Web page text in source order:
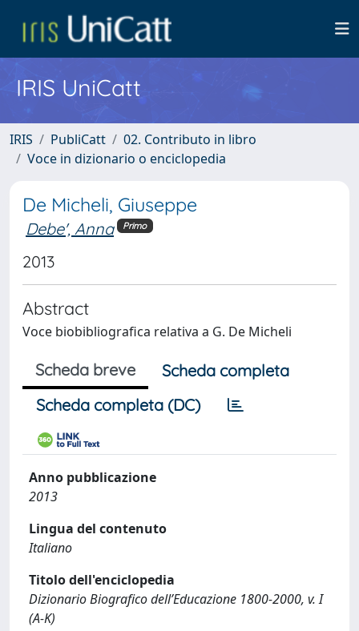
IRIS UniCatt
IRIS PubliCatt
02. Contributo in libro
Voce in dizionario o enciclopedia
De Micheli, Giuseppe
Debe', Anna Primo
2013
Abstract
Voce biobibliografica relativa a G. De Micheli
Scheda breve
Scheda completa
Scheda completa (DC)
Anno pubblicazione
2013
Lingua del contenuto
Italiano
Titolo dell'enciclopedia
Dizionario Biografico dell’Educazione 1800-2000, v. I
(A-K)